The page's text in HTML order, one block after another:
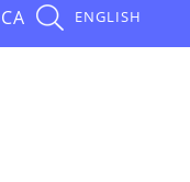
ENGLISH